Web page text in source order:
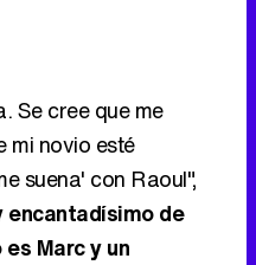
Se cree que me
mi novio esté
suena' con Raoul",
encantadísimo de
Marc y un